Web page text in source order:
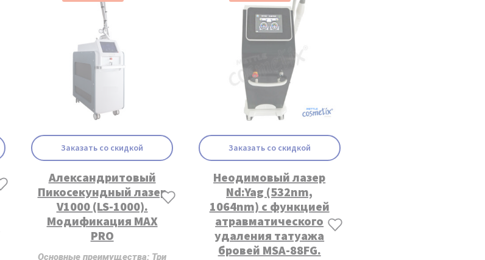
Заказать со скидкой
Александритовый
Пикосекундный лазер
V1000 (LS-1000).
Модификация MAX
PRO
Основные преимущества: Три
Заказать со скидкой
Неодимовый лазер
Nd:Yag (532nm,
1064nm) с функцией
атравматического
удаления татуажа
бровей MSA-88FG.